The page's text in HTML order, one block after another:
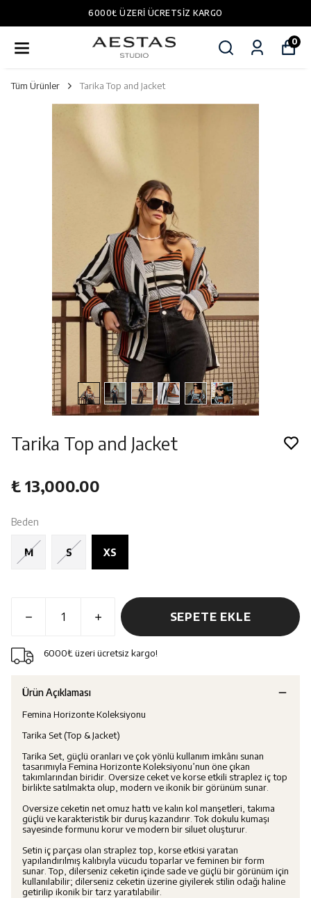
6000₺ ÜZERI ÜCRETSIZ KARGO
0
Tüm Ürünler Tarika Top and Jacket
Tarika Top and Jacket
₺ 13,000.00
Beden
M S XS
SEPETE EKLE
6000₺ üzeri ücretsiz kargo!
Ürün Açıklaması
Femina Horizonte Koleksiyonu
Tarika Set (Top & Jacket)
Tarika Set, güçlü oranları ve çok yönlü kullanım imkânı sunan
tasarımıyla Femina Horizonte Koleksiyonu’nun öne çıkan
takımlarından biridir. Oversize ceket ve korse etkili straplez iç top
birlikte satılmakta olup, modern ve ikonik bir görünüm sunar.
Oversize ceketin net omuz hattı ve kalın kol manşetleri, takıma
güçlü ve karakteristik bir duruş kazandırır. Tok dokulu kumaşı
sayesinde formunu korur ve modern bir siluet oluşturur.
Setin iç parçası olan straplez top, korse etkisi yaratan
yapılandırılmış kalıbıyla vücudu toparlar ve feminen bir form
sunar. Top, dilerseniz ceketin içinde sade ve güçlü bir görünüm için
kullanılabilir; dilerseniz ceketin üzerine giyilerek stilin odağı haline
getirilip ikonik bir tarz yaratılabilir.